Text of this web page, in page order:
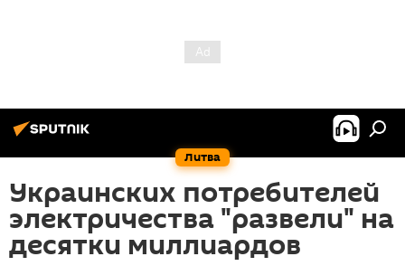
Литва
Украинских потребителей
электричества "развели" на
десятки миллиардов